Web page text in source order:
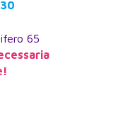
65